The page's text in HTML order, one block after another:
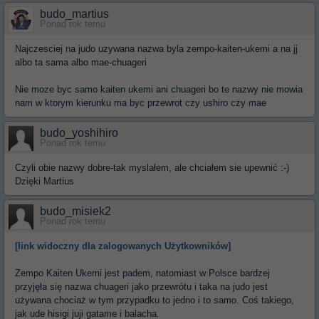
budo_martius
Ponad rok temu
Najczesciej na judo uzywana nazwa byla zempo-kaiten-ukemi a na jj
albo ta sama albo mae-chuageri
Nie moze byc samo kaiten ukemi ani chuageri bo te nazwy nie mowia
nam w ktorym kierunku ma byc przewrot czy ushiro czy mae
budo_yoshihiro
Ponad rok temu
Czyli obie nazwy dobre-tak myslałem, ale chciałem sie upewnić :-)
Dzięki Martius
budo_misiek2
Ponad rok temu
[link widoczny dla zalogowanych Użytkowników]
Zempo Kaiten Ukemi jest padem, natomiast w Polsce bardzej
przyjęła się nazwa chuageri jako przewrótu i taka na judo jest
używana chociaż w tym przypadku to jedno i to samo. Coś takiego,
jak ude hisigi juji gatame i balacha.